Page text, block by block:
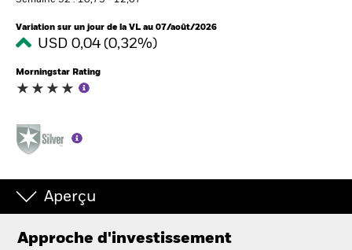
Intermédiaires financiers.
België
FR
BlackRock
iShares
Variation sur un jour de la VL au 07/août/2026
USD 0,04 (0,32%)
Morningstar Rating
Aperçu
Approche d'investissement